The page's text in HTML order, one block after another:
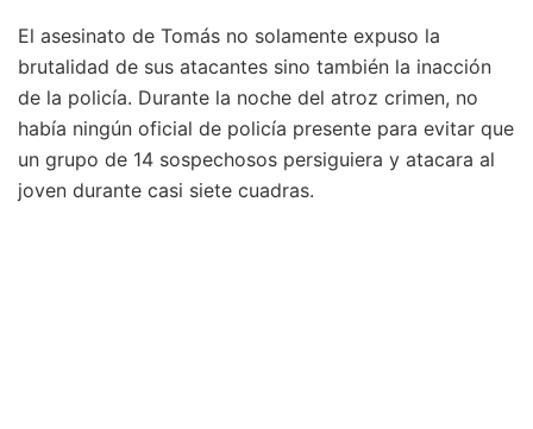
El asesinato de Tomás no solamente expuso la
brutalidad de sus atacantes sino también la inacción
de la policía. Durante la noche del atroz crimen, no
había ningún oficial de policía presente para evitar que
un grupo de 14 sospechosos persiguiera y atacara al
joven durante casi siete cuadras.